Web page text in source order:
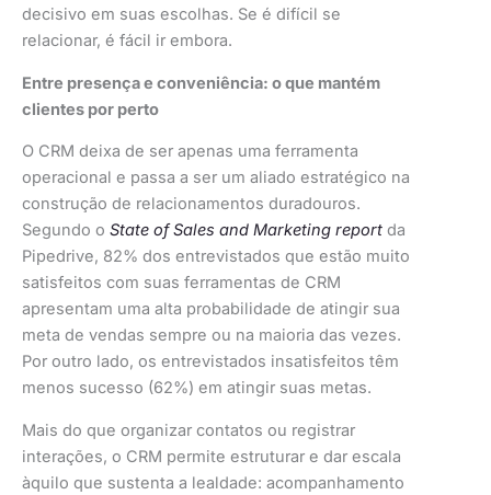
decisivo em suas escolhas. Se é difícil se
relacionar, é fácil ir embora.
Entre presença e conveniência: o que mantém
clientes por perto
O CRM deixa de ser apenas uma ferramenta
operacional e passa a ser um aliado estratégico na
construção de relacionamentos duradouros.
Segundo o State of Sales and Marketing report da
Pipedrive, 82% dos entrevistados que estão muito
satisfeitos com suas ferramentas de CRM
apresentam uma alta probabilidade de atingir sua
meta de vendas sempre ou na maioria das vezes.
Por outro lado, os entrevistados insatisfeitos têm
menos sucesso (62%) em atingir suas metas.
Mais do que organizar contatos ou registrar
interações, o CRM permite estruturar e dar escala
àquilo que sustenta a lealdade: acompanhamento